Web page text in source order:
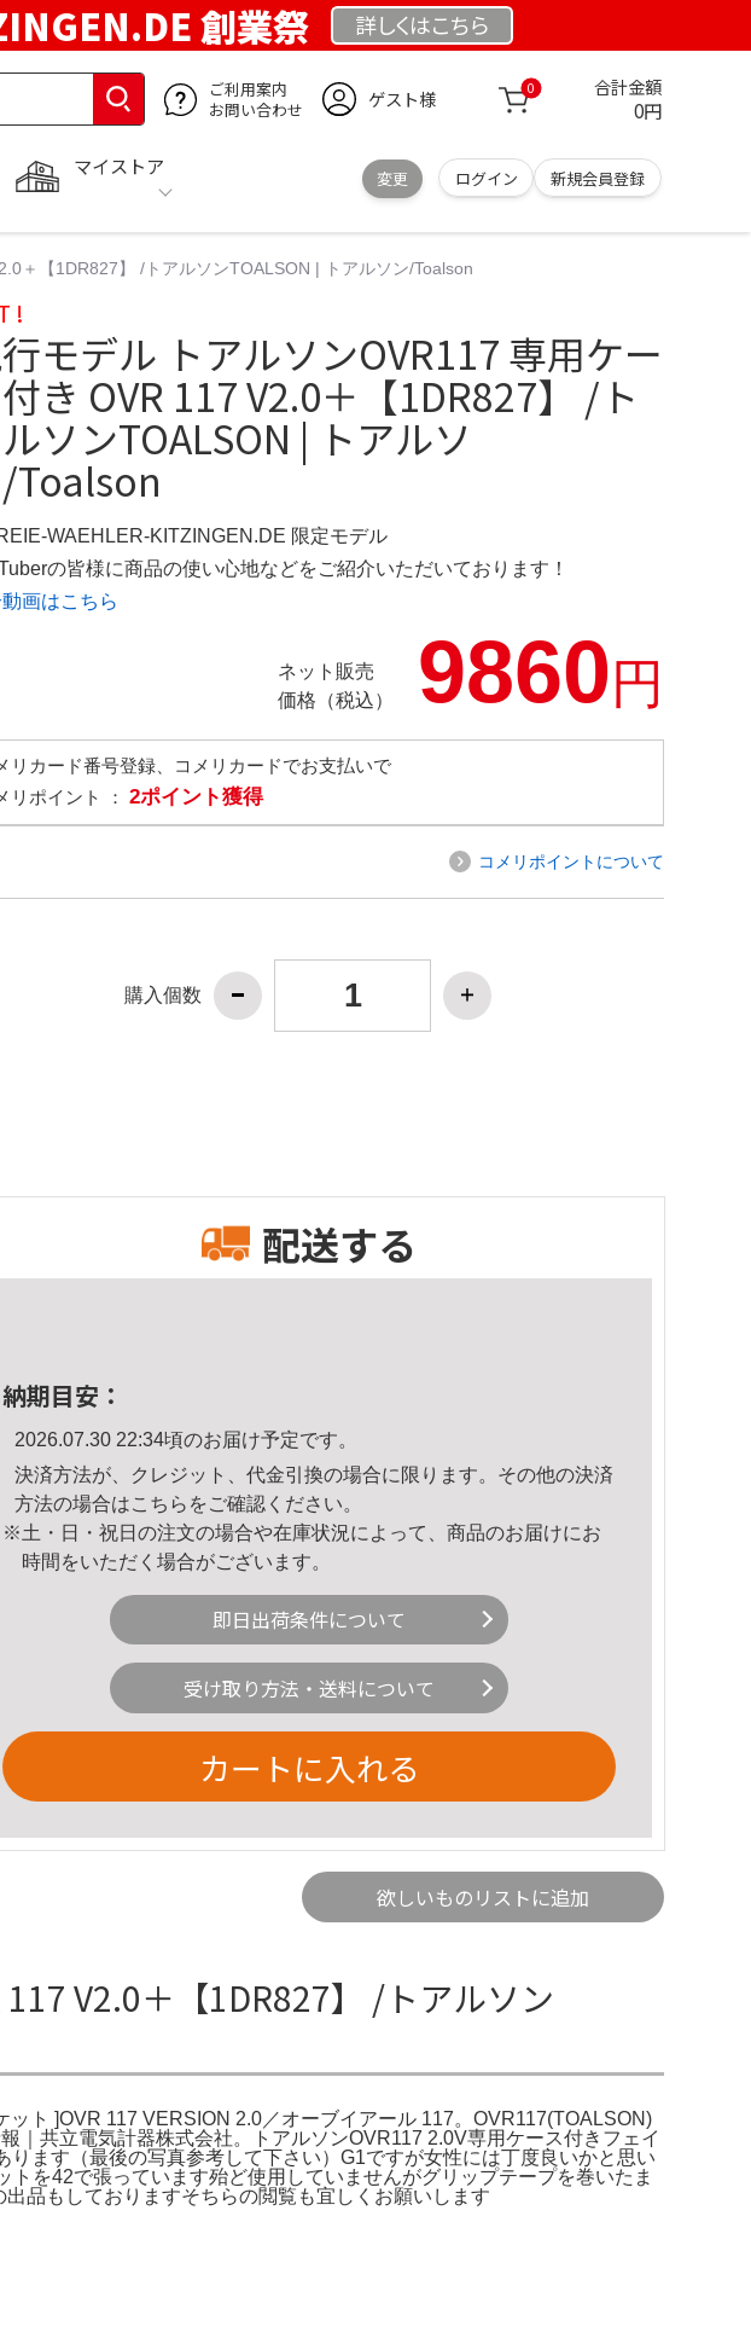
創業祭 詳しくはこちら
ご利用案内
お問い合わせ
ゲスト様 0 合計金額
0円
マイストア
変更 ログイン 新規会員登録
＋【1DR827】 /トアルソンTOALSON | トアルソン/Toalson
!
モデル トアルソンOVR117 専用ケー
き OVR 117 V2.0＋【1DR827】 /ト
ソンTOALSON | トアルソ
Toalson
WAEHLER-KITZINGEN.DE 限定モデル
の皆様に商品の使い心地などをご紹介いただいております！
画はこちら
ネット販売
価格（税込）
9860円
リカード番号登録、コメリカードでお支払いで
リポイント ： 2ポイント獲得
コメリポイントについて
購入個数
配送する
納期目安：
2026.07.30 22:34頃のお届け予定です。
決済方法が、クレジット、代金引換の場合に限ります。その他の決済
方法の場合はこちら をご確認ください。
※土・日・祝日の注文の場合や在庫状況によって、商品のお届けにお
時間をいただく場合がございます。
即日出荷条件について
受け取り方法・送料について
カートに入れる
欲しいものリストに追加
V2.0＋【1DR827】 /トアルソン
ト ]OVR 117 VERSION 2.0／オーブイアール 117。OVR117(TOALSON)
｜共立電気計器株式会社。トアルソンOVR117 2.0V専用ケース付きフェイ
す（最後の写真参考して下さい）G1ですが女性には丁度良いかと思い
を42で張っています殆ど使用していませんがグリップテープを巻いたま
品もしておりますそちらの閲覧も宜しくお願いします